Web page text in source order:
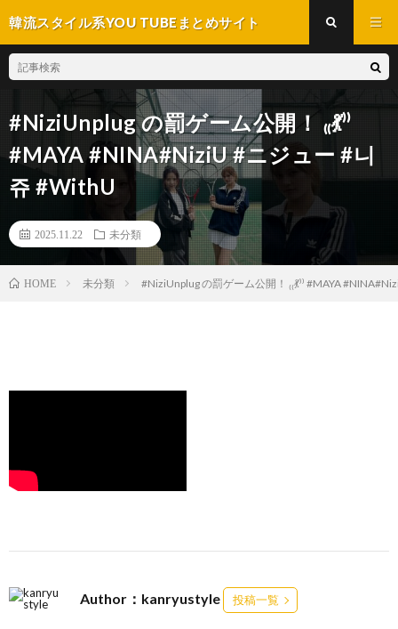
韓流スタイル系YOU TUBEまとめサイト
#NiziUnplug の罰ゲーム公開！ ₍₍💃⁾⁾
#MAYA #NINA#NiziU #ニジュー #니
쥬 #WithU
2025.11.22 未分類
HOME 未分類 #NiziUnplug の罰ゲーム公開！ ₍₍💃⁾⁾ #MAYA
Author：kanryustyle 投稿一覧